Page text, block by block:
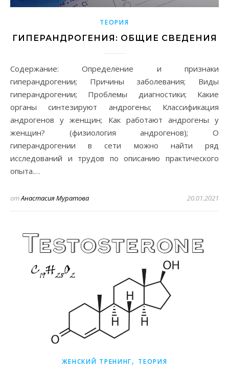
ТЕОРИЯ
ГИПЕРАНДРОГЕНИЯ: ОБЩИЕ СВЕДЕНИЯ
Содержание: Определение и признаки
гиперандрогении; Причины заболевания; Виды
гиперандрогении; Проблемы диагностики; Какие
органы синтезируют андрогены; Классификация
андрогенов у женщин; Как работают андрогены у
женщин? (физиология андрогенов); О
гиперандрогении в сети можно найти ряд
исследований и трудов по описанию практического
опыта.…
отАнастасия Муратова 20.01.2021
ЖЕНСКИЙ ТРЕНИНГ, ТЕОРИЯ